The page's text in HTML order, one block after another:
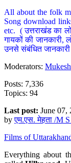
All about the folk
Song download
etc. ( उत्तराखंड का
गायकों की जानकारी,
उनसे संबंधित
Moderators:
Posts: 7,336
Topics: 94
Last post: June 07,
byएम.एस. मेहता /M
Films of
Everything about